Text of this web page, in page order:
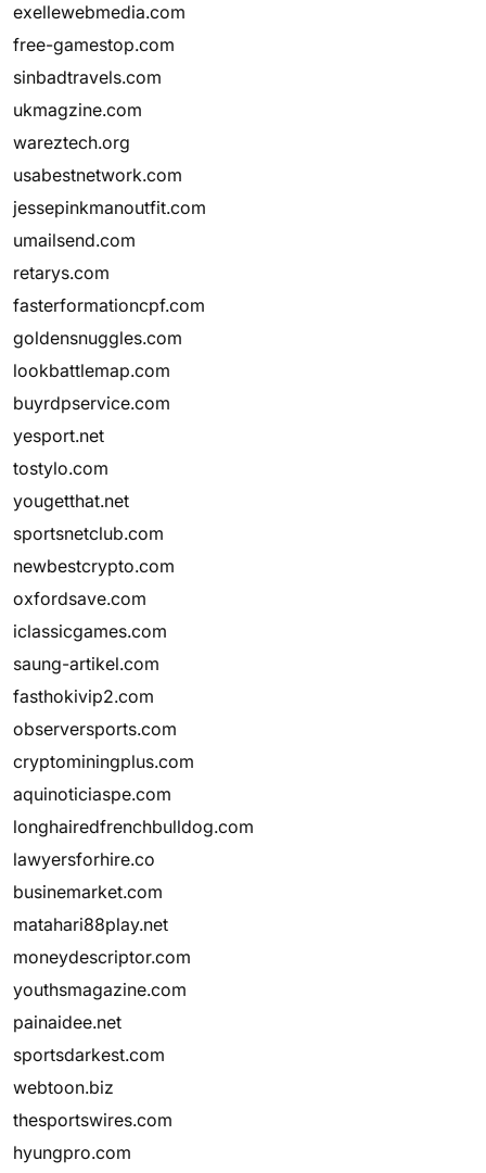
exellewebmedia.com
free-gamestop.com
sinbadtravels.com
ukmagzine.com
wareztech.org
usabestnetwork.com
jessepinkmanoutfit.com
umailsend.com
retarys.com
fasterformationcpf.com
goldensnuggles.com
lookbattlemap.com
buyrdpservice.com
yesport.net
tostylo.com
yougetthat.net
sportsnetclub.com
newbestcrypto.com
oxfordsave.com
iclassicgames.com
saung-artikel.com
fasthokivip2.com
observersports.com
cryptominingplus.com
aquinoticiaspe.com
longhairedfrenchbulldog.com
lawyersforhire.co
businemarket.com
matahari88play.net
moneydescriptor.com
youthsmagazine.com
painaidee.net
sportsdarkest.com
webtoon.biz
thesportswires.com
hyungpro.com